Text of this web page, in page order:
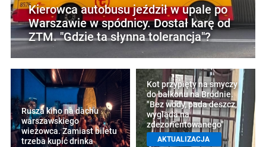
Kierowca autobusu jeździł w upale po
Warszawie w spódnicy. Dostał karę od
ZTM. "Gdzie ta słynna tolerancja"?
Rusza kino na dachu
warszawskiego
wieżowca. Zamiast biletu
trzeba kupić drinka
Kot przypięty na smyczy
do balkonu na Bródnie.
"Bez wody, pada deszcz,
wygląda na
zdezorientowanego"
AKTUALIZACJA